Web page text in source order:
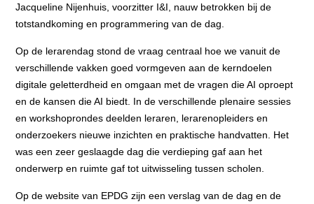
Jacqueline Nijenhuis, voorzitter I&I, nauw betrokken bij de
totstandkoming en programmering van de dag.
Op de lerarendag stond de vraag centraal hoe we vanuit de
verschillende vakken goed vormgeven aan de kerndoelen
digitale geletterdheid en omgaan met de vragen die AI oproept
en de kansen die AI biedt. In de verschillende plenaire sessies
en workshoprondes deelden leraren, lerarenopleiders en
onderzoekers nieuwe inzichten en praktische handvatten. Het
was een zeer geslaagde dag die verdieping gaf aan het
onderwerp en ruimte gaf tot uitwisseling tussen scholen.
Op de website van EPDG zijn een verslag van de dag en de